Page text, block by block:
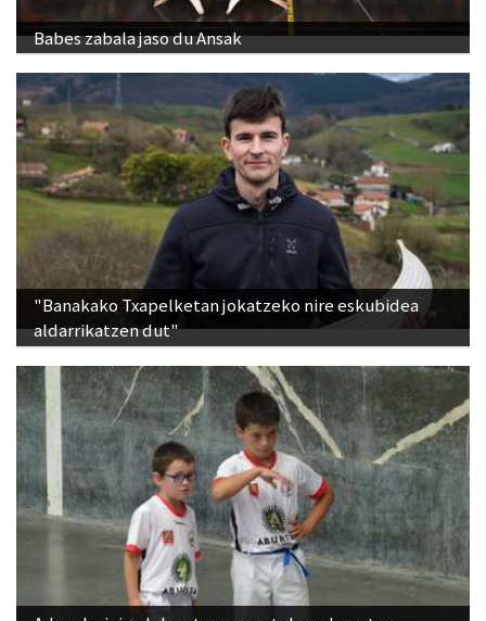
Babes zabala jaso du Ansak
"Banakako Txapelketan jokatzeko nire eskubidea
aldarrikatzen dut"